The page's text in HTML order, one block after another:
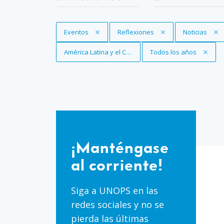
Eliminar filtro
Eventos Eliminar filtro
Reflexiones Eliminar filtro
Noticias
Eliminar filtro
América Latina y el Caribe Eliminar filtro
Todos los años
corriente!
¡Manténgase
al corriente!
Siga a UNOPS en las
redes sociales y no se
pierda las últimas